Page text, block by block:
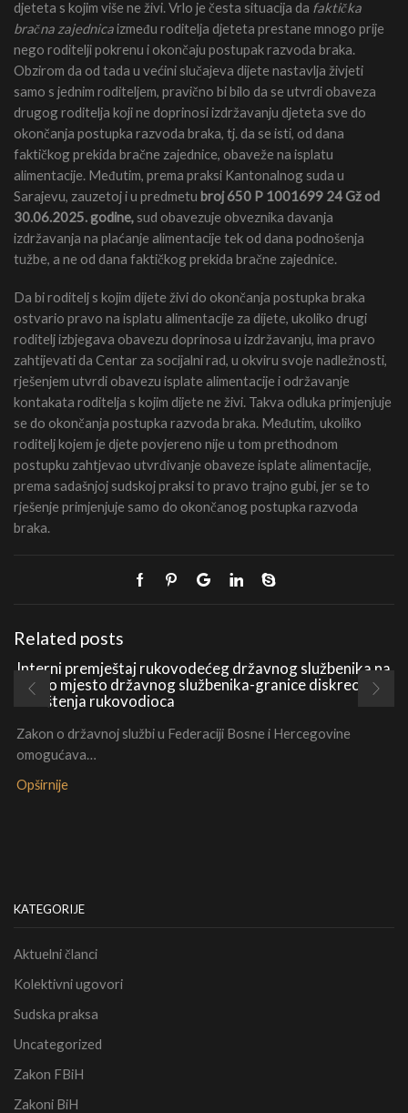
djeteta s kojim više ne živi. Vrlo je česta situacija da faktička
bračna zajednicaizmeđu roditelja djeteta prestane mnogo prije
nego roditelji pokrenu i okončaju postupak razvoda braka.
Obzirom da od tada u većini slučajeva dijete nastavlja živjeti
samo s jednim roditeljem, pravično bi bilo da se utvrdi obaveza
drugog roditelja koji ne doprinosi izdržavanju djeteta sve do
okončanja postupka razvoda braka, tj. da se isti, od dana
faktičkog prekida bračne zajednice, obaveže na isplatu
alimentacije. Međutim, prema praksi Kantonalnog suda u
Sarajevu, zauzetoj i u predmetu broj 650 P 1001699 24 Gž od
30.06.2025. godine, sud obavezuje obveznika davanja
izdržavanja na plaćanje alimentacije tek od dana podnošenja
tužbe, a ne od dana faktičkog prekida bračne zajednice.
Da bi roditelj s kojim dijete živi do okončanja postupka braka
ostvario pravo na isplatu alimentacije za dijete, ukoliko drugi
roditelj izbjegava obavezu doprinosa u izdržavanju, ima pravo
zahtijevati da Centar za socijalni rad, u okviru svoje nadležnosti,
rješenjem utvrdi obavezu isplate alimentacije i održavanje
kontakata roditelja s kojim dijete ne živi. Takva odluka primjenjuje
se do okončanja postupka razvoda braka. Međutim, ukoliko
roditelj kojem je djete povjereno nije u tom prethodnom
postupku zahtjevao utvrđivanje obaveze isplate alimentacije,
prema sadašnjoj sudskoj praksi to pravo trajno gubi, jer se to
rješenje primjenjuje samo do okončanog postupka razvoda
braka.
Related posts
Interni premještaj rukovodećeg državnog službenika na
radno mjesto državnog službenika-granice diskrecionih
ovlaštenja rukovodioca
Zakon o državnoj službi u Federaciji Bosne i Hercegovine
omogućava…
Opširnije
KATEGORIJE
Aktuelni članci
Kolektivni ugovori
Sudska praksa
Uncategorized
Zakon FBiH
Zakoni BiH